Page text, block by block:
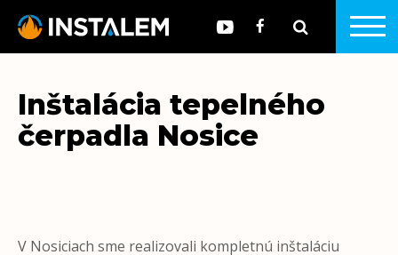
Inštalácia tepelného
čerpadla Nosice
V Nosiciach sme realizovali kompletnú inštaláciu